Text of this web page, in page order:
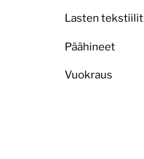
Lasten tekstiilit
Päähineet
Vuokraus